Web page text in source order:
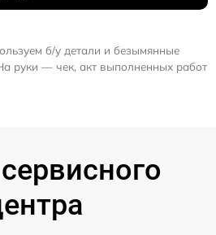
б/у детали и безымянные
руки — чек, акт выполненных работ